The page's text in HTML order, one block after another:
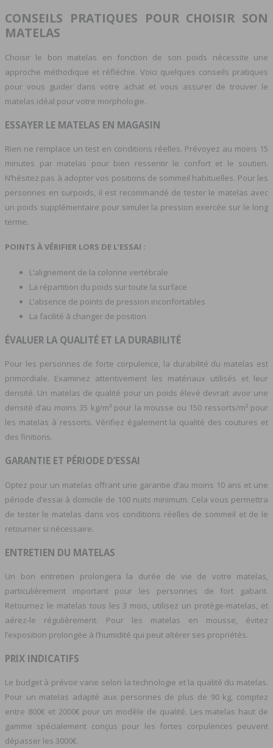
CONSEILS PRATIQUES POUR CHOISIR SON
MATELAS
Choisir le bon matelas en fonction de son poids nécessite une
approche méthodique et réfléchie. Voici quelques conseils pratiques
pour vous guider dans votre achat et vous assurer de trouver le
matelas idéal pour votre morphologie.
ESSAYER LE MATELAS EN MAGASIN
Rien ne remplace un test en conditions réelles. Prévoyez au moins 15
minutes par matelas pour bien ressentir le confort et le soutien.
N’hésitez pas à adopter vos positions de sommeil habituelles. Pour les
personnes en surpoids, il est recommandé de tester le matelas avec
un poids supplémentaire pour simuler la pression exercée sur le long
terme.
POINTS À VÉRIFIER LORS DE L’ESSAI :
L’alignement de la colonne vertébrale
La répartition du poids sur toute la surface
L’absence de points de pression inconfortables
La facilité à changer de position
ÉVALUER LA QUALITÉ ET LA DURABILITÉ
Pour les personnes de forte corpulence, la durabilité du matelas est
primordiale. Examinez attentivement les matériaux utilisés et leur
densité. Un matelas de qualité pour un poids élevé devrait avoir une
densité d’au moins 35 kg/m³ pour la mousse ou 150 ressorts/m² pour
les matelas à ressorts. Vérifiez également la qualité des coutures et
des finitions.
GARANTIE ET PÉRIODE D’ESSAI
Optez pour un matelas offrant une garantie d’au moins 10 ans et une
période d’essai à domicile de 100 nuits minimum. Cela vous permettra
de tester le matelas dans vos conditions réelles de sommeil et de le
retourner si nécessaire.
ENTRETIEN DU MATELAS
Un bon entretien prolongera la durée de vie de votre matelas,
particulièrement important pour les personnes de fort gabarit.
Retournez le matelas tous les 3 mois, utilisez un protège-matelas, et
aérez-le régulièrement. Pour les matelas en mousse, évitez
l’exposition prolongée à l’humidité qui peut altérer ses propriétés.
PRIX INDICATIFS
Le budget à prévoir varie selon la technologie et la qualité du matelas.
Pour un matelas adapté aux personnes de plus de 90 kg, comptez
entre 800€ et 2000€ pour un modèle de qualité. Les matelas haut de
gamme spécialement conçus pour les fortes corpulences peuvent
dépasser les 3000€.